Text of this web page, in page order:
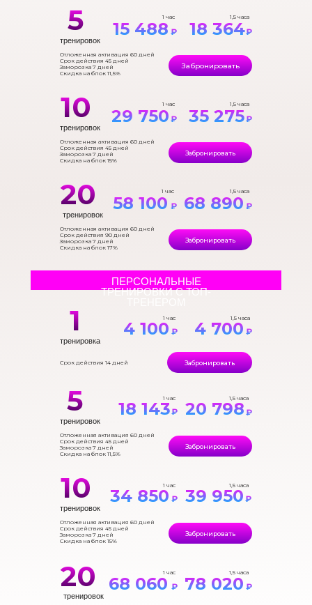
ПЕРСОНАЛЬНЫЕ
ТРЕНИРОВКИ С ТОП-
35 275₽
1,5 часа
29 750 ₽
1 час
тренировок
10
Отложенная активация 60 дней
Срок действия 45 дней
Заморозка 7 дней
Скидка на блок 15%
Забронировать
4 700 ₽
1,5 часа
4 100 ₽
1 час
1
тренировка
Срок действия 14 дней Забронировать
78 020 ₽
1,5 часа
68 060 ₽
1 час
тренировок
20
39 950 ₽
1,5 часа
34 850 ₽
1 час
тренировок
10
Отложенная активация 60 дней
Срок действия 45 дней
Заморозка 7 дней
Скидка на блок 15%
Забронировать
20 798 ₽
1,5 часа
18 143₽
1 час
тренировок
5
Отложенная активация 60 дней
Срок действия 45 дней
Заморозка 7 дней
Скидка на блок 11,5%
Забронировать
18 364₽
1,5 часа
15 488 ₽
1 час
тренировок
5
Отложенная активация 60 дней
Срок действия 45 дней
Заморозка 7 дней
Скидка на блок 11,5%
Забронировать
68 890 ₽
1,5 часа
58 100 ₽
1 час
тренировок
20
Отложенная активация 60 дней
Срок действия 90 дней
Заморозка 7 дней
Скидка на блок 17%
Забронировать